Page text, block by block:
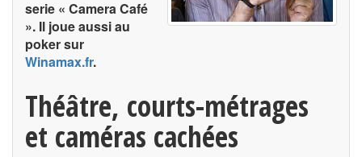
serie « Camera Café
». Il joue aussi au
poker sur
Winamax.fr.
Théâtre, courts-métrages
et caméras cachées